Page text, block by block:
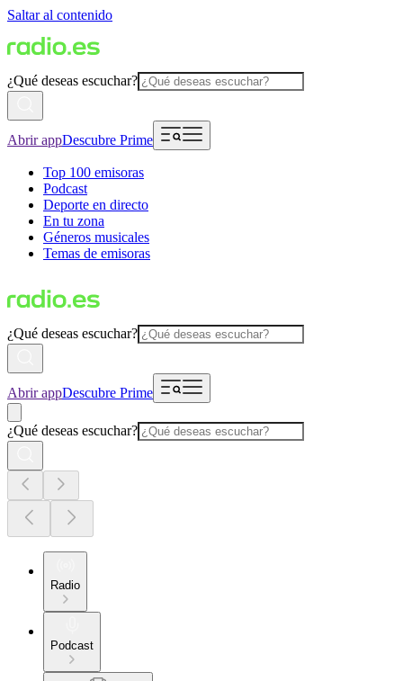
Saltar al contenido
¿Qué deseas escuchar?
Abrir appDescubre Prime
Top 100 emisoras
Podcast
Deporte en directo
En tu zona
Géneros musicales
Temas de emisoras
¿Qué deseas escuchar?
Abrir appDescubre Prime
¿Qué deseas escuchar?
Radio
Podcast